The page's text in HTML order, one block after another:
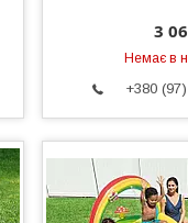
3
Немає в
+380